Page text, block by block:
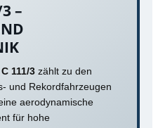
–
111/3 zählt zu den
und Rekordfahrzeugen
aerodynamische
für hohe